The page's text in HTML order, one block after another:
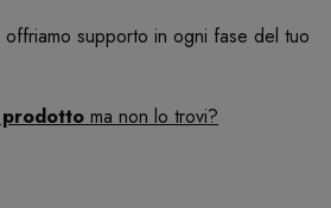
offriamo supporto in ogni fase del tuo
prodotto ma non lo trovi?